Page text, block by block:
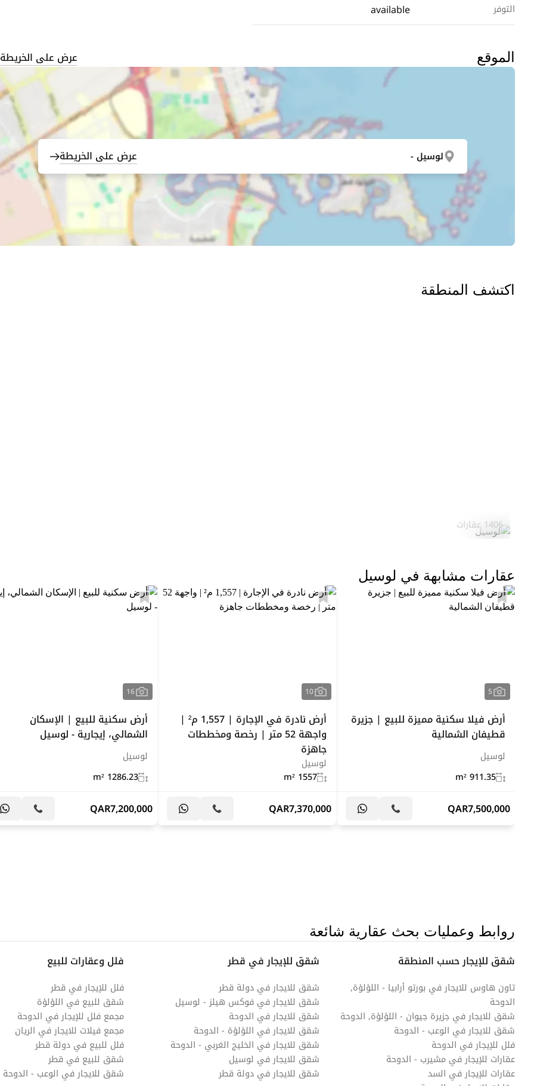
التوفر available
الموقع عرض على الخريطة
لوسيل - عرض على الخريطة
اكتشف المنطقة
1406 عقارات
عقارات مشابهة في لوسيل
5
أرض فيلا سكنية مميزة للبيع | جزيرة
قطيفان الشمالية
لوسيل
911.35 m²
7,500,000
QAR
10
أرض نادرة في الإجارة | 1,557 م² |
واجهة 52 متر | رخصة ومخططات
جاهزة
لوسيل
1557 m²
7,370,000
QAR
16
أرض سكنية للبيع | الإسكان
الشمالي، إيجارية - لوسيل
لوسيل
1286.23 m²
7,200,000
QAR
روابط وعمليات بحث عقارية شائعة
شقق للإيجار حسب المنطقة
تاون هاوس للايجار في بورتو أرابيا - اللؤلؤة,
الدوحة
شقق للايجار في جزيرة جيوان - اللؤلؤة, الدوحة
شقق للايجار في الوعب - الدوحة
فلل للإيجار في الدوحة
عقارات للإيجار في مشيرب - الدوحة
عقارات للإيجار في السد
شقق للإيجار في قطر
شقق للايجار في دولة قطر
شقق للايجار في فوكس هيلز - لوسيل
شقق للايجار في الدوحة
شقق للايجار في اللؤلؤة - الدوحة
شقق للايجار في الخليج الغربي - الدوحة
شقق للايجار في لوسيل
شقق للايجار في دولة قطر
فلل وعقارات للبيع
فلل للإيجار في قطر
شقق للبيع في اللؤلؤة
مجمع فلل للإيجار في الدوحة
مجمع فيلات للايجار في الريان
فلل للبيع في دولة قطر
شقق للبيع في قطر
شقق للايجار في الوعب - الدوحة